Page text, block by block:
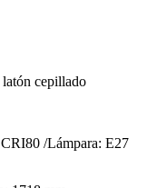
cepillado
/Lámpara: E27